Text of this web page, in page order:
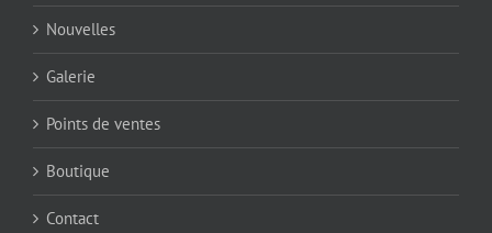
Nouvelles
Galerie
Points de ventes
Boutique
Contact